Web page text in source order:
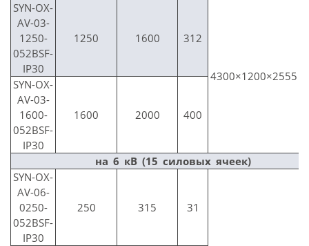
SYN-OX-
AV-03-
1250-
052BSF-
IP30
1250 1600 312
4300×1200×2555
SYN-OX-
AV-03-
1600-
052BSF-
IP30
1600 2000 400
на 6 кВ (15 силовых ячеек)
SYN-OX-
AV-06-
0250-
052BSF-
IP30
250 315 31